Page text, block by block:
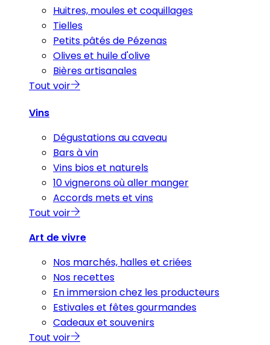
Huitres, moules et coquillages
Tielles
Petits pâtés de Pézenas
Olives et huile d'olive
Bières artisanales
Tout voir
Vins
Dégustations au caveau
Bars à vin
Vins bios et naturels
10 vignerons où aller manger
Accords mets et vins
Tout voir
Art de vivre
Nos marchés, halles et criées
Nos recettes
En immersion chez les producteurs
Estivales et fêtes gourmandes
Cadeaux et souvenirs
Tout voir